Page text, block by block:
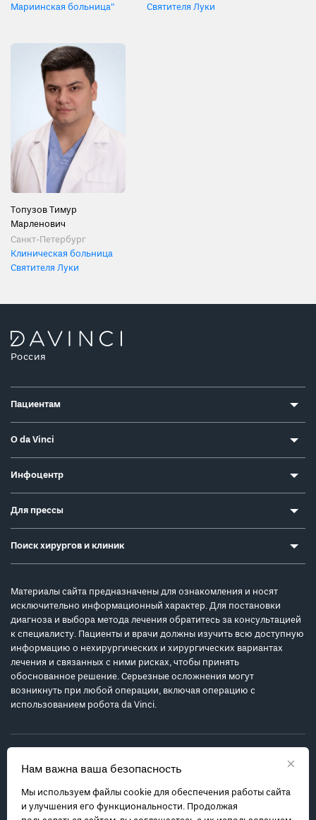
Мариинская больница"
Святителя Луки
Топузов Тимур
Марленович
Санкт-Петербург
Клиническая больница
Святителя Луки
×
Нам важна ваша безопасность
Мы используем файлы cookie для обеспечения работы сайта
и улучшения его функциональности. Продолжая
Россия
Пациентам
О da Vinci
Инфоцентр
Для прессы
Поиск хирургов и клиник
Материалы сайта предназначены для ознакомления и носят
исключительно информационный характер. Для постановки
диагноза и выбора метода лечения обратитесь за консультацией
к специалисту. Пациенты и врачи должны изучить всю доступную
информацию о нехирургических и хирургических вариантах
лечения и связанных с ними рисках, чтобы принять
обоснованное решение. Серьезные осложнения могут
возникнуть при любой операции, включая операцию с
использованием робота da Vinci.
Политика обработки персональных данных